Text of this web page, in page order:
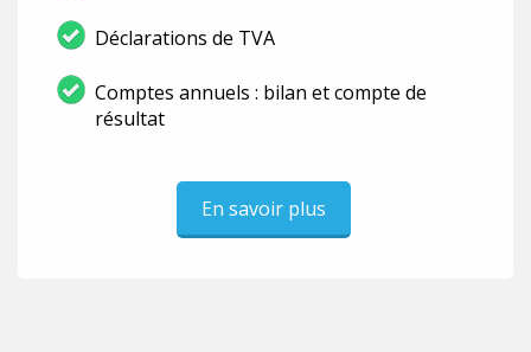
Déclarations de TVA
Comptes annuels : bilan et compte de
résultat
En savoir plus